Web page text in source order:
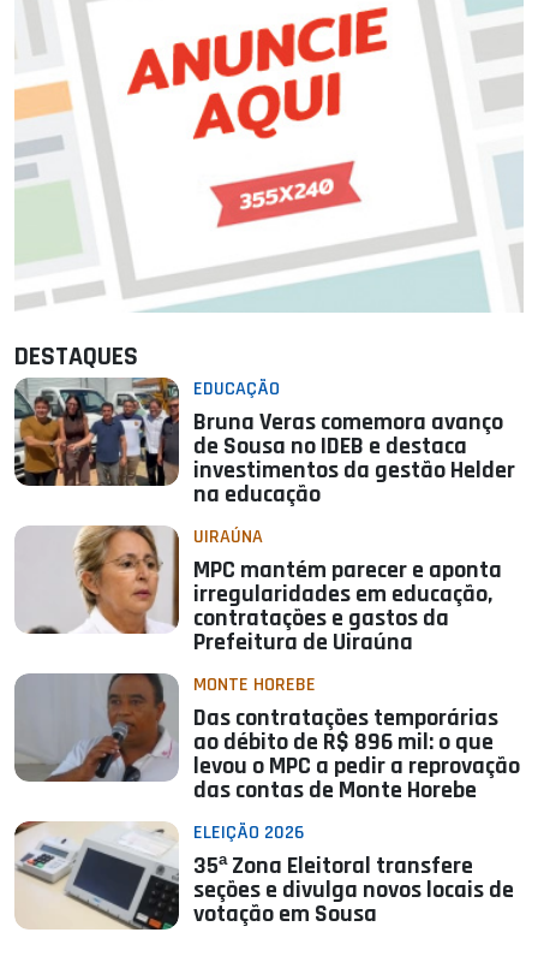
DESTAQUES
EDUCAÇÃO
Bruna Veras comemora avanço
de Sousa no IDEB e destaca
investimentos da gestão Helder
na educação
UIRAÚNA
MPC mantém parecer e aponta
irregularidades em educação,
contratações e gastos da
Prefeitura de Uiraúna
MONTE HOREBE
Das contratações temporárias
ao débito de R$ 896 mil: o que
levou o MPC a pedir a reprovação
das contas de Monte Horebe
ELEIÇÃO 2026
35ª Zona Eleitoral transfere
seções e divulga novos locais de
votação em Sousa